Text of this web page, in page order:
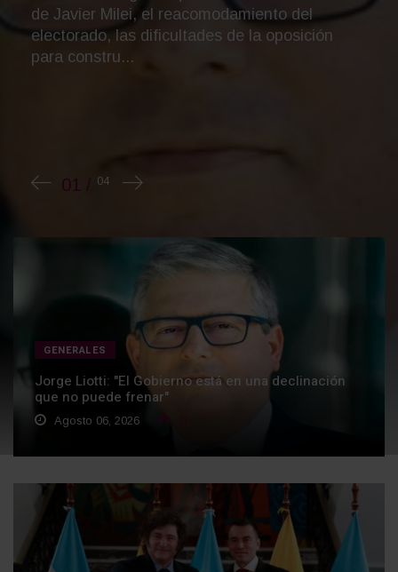
Quito. La agenda incluyó cooperación en
seguridad, extradición, transporte, comercio y
energía nuclear. ...
GENERALES
Jorge Liotti: "El Gobierno está en una declinación
que no puede frenar"
Agosto 06, 2026